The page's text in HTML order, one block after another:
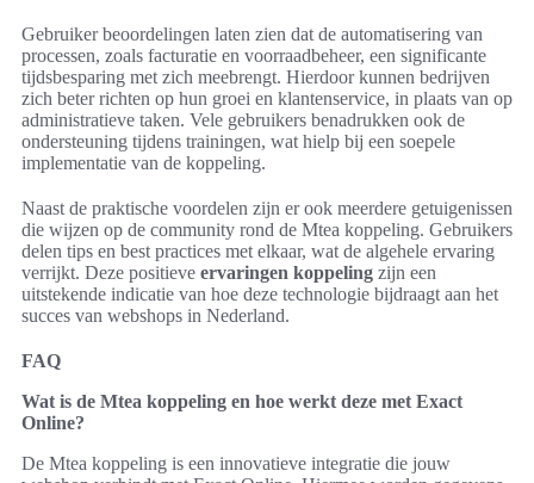
Gebruiker beoordelingen laten zien dat de automatisering van
processen, zoals facturatie en voorraadbeheer, een significante
tijdsbesparing met zich meebrengt. Hierdoor kunnen bedrijven
zich beter richten op hun groei en klantenservice, in plaats van op
administratieve taken. Vele gebruikers benadrukken ook de
ondersteuning tijdens trainingen, wat hielp bij een soepele
implementatie van de koppeling.
Naast de praktische voordelen zijn er ook meerdere getuigenissen
die wijzen op de community rond de Mtea koppeling. Gebruikers
delen tips en best practices met elkaar, wat de algehele ervaring
verrijkt. Deze positieve ervaringen koppeling zijn een
uitstekende indicatie van hoe deze technologie bijdraagt aan het
succes van webshops in Nederland.
FAQ
Wat is de Mtea koppeling en hoe werkt deze met Exact
Online?
De Mtea koppeling is een innovatieve integratie die jouw